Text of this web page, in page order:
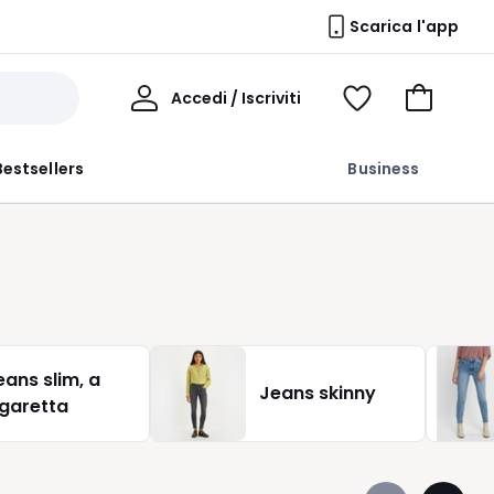
Scarica l'app
Business
Accedi / Iscriviti
Voir
Vai
slim, a
Jeans skinny